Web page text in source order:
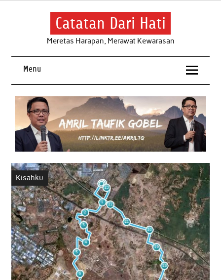
Skip
Catatan Dari Hati
Meretas Harapan, Merawat Kewarasan
Menu
Kisahku